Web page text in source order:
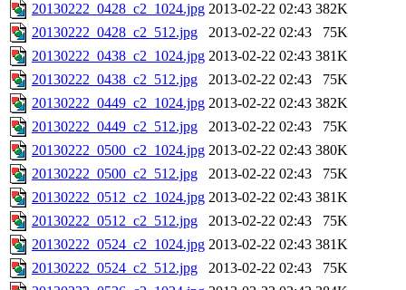
20130222_0428_c2_1024.jpg 2013-02-22 02:43 382K
20130222_0428_c2_512.jpg
2013-02-22 02:43
75K
20130222_0438_c2_1024.jpg 2013-02-22 02:43 381K
20130222_0438_c2_512.jpg
2013-02-22 02:43
75K
20130222_0449_c2_1024.jpg 2013-02-22 02:43 382K
20130222_0449_c2_512.jpg
2013-02-22 02:43
75K
20130222_0500_c2_1024.jpg 2013-02-22 02:43 380K
20130222_0500_c2_512.jpg
2013-02-22 02:43
75K
20130222_0512_c2_1024.jpg 2013-02-22 02:43 381K
20130222_0512_c2_512.jpg
2013-02-22 02:43
75K
20130222_0524_c2_1024.jpg 2013-02-22 02:43 381K
20130222_0524_c2_512.jpg
2013-02-22 02:43
75K